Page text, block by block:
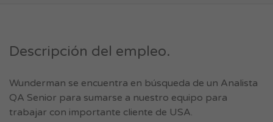
Descripción del empleo.
Wunderman se encuentra en búsqueda de un Analista
QA Senior para sumarse a nuestro equipo para
trabajar con importante cliente de USA.